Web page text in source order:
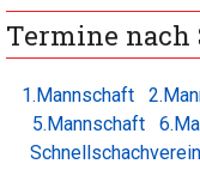
Termine
1.Mannschaft
5.Mannschaft